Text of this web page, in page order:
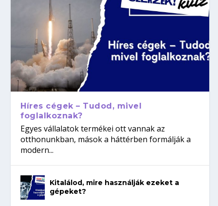
Híres cégek – Tudod, mivel
foglalkoznak?
Egyes vállalatok termékei ott vannak az
otthonunkban, mások a háttérben formálják a
modern...
Kitalálod, mire használják ezeket a
gépeket?